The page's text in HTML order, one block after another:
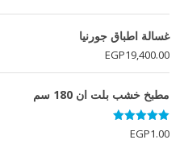
غسالة اطباق جورنيا
EGP19,400.00
مطبخ خشب بلت ان 180 سم
تم التقييم
5.00
من 5
EGP1.00